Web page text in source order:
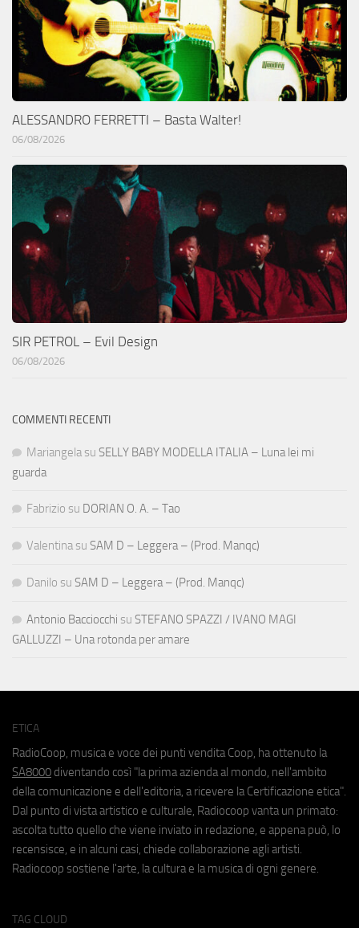
ALESSANDRO FERRETTI – Basta Walter!
06/08/2026
SIR PETROL – Evil Design
06/08/2026
COMMENTI RECENTI
Mariangela su SELLY BABY MODELLA ITALIA – Luna lei mi
guarda
Fabrizio su DORIAN O. A. – Tao
Valentina su SAM D – Leggera – (Prod. Manqc)
Danilo su SAM D – Leggera – (Prod. Manqc)
Antonio Bacciocchi su STEFANO SPAZZI / IVANO MAGI
GALLUZZI – Una rotonda per amare
ETICA
RadioCoop, musica e voce dei punti vendita Coop, ha ottenuto la
SA8000 diventando così "la prima azienda al mondo, nell'ambito
della comunicazione e dell'editoria, a ricevere la Certificazione etica".
Dal punto di vista artistico e culturale, Radiocoop vanta un primato:
ascolta tutto quello che viene inviato in redazione, e appena può, lo
recensisce, e in alcuni casi, chiede collaborazione agli artisti.
Radiocoop sostiene l'arte, la cultura e la musica di ogni genere.
TAG CLOUD